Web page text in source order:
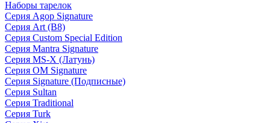
Наборы тарелок
Серия Agop Signature
Серия Art (B8)
Серия Custom Special Edition
Серия Mantra Signature
Серия MS-X (Латунь)
Серия OM Signature
Серия Signature (Подписные)
Серия Sultan
Серия Traditional
Серия Turk